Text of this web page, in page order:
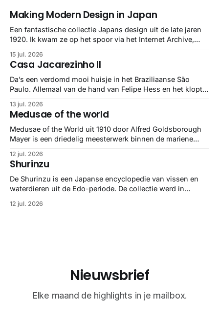
Making Modern Design in Japan
Een fantastische collectie Japans design uit de late jaren
1920. Ik kwam ze op het spoor via het Internet Archive,
gebundeld in een: boek ✨ Daarin hebben ze alle scans een
stuk netter getrokken, maar op deze manier vind ik ze er
minstens
15 jul. 2026
Casa Jacarezinho II
Da’s een verdomd mooi huisje in het Braziliaanse São
Paulo. Allemaal van de hand van Felipe Hess en het klopt
13 jul. 2026
Medusae of the world
Medusae of the World uit 1910 door Alfred Goldsborough
Mayer is een driedelig meesterwerk binnen de mariene
gedetailleerd overzicht van kwallensoorten en hun
taxonomie. Het boek staat bekend om de combinatie van
strikte wetenschap met prachtige, handgetekende
illustraties en kleurendrukplaten van Mayer zelf.
12 jul. 2026
Shurinzu
De Shurinzu is een Japanse encyclopedie van vissen en
waterdieren uit de Edo-periode. De collectie werd in
bekend om verfijnde technieken en bijna driedimensionale
12 jul. 2026
Nieuwsbrief
Elke maand de highlights in je mailbox.